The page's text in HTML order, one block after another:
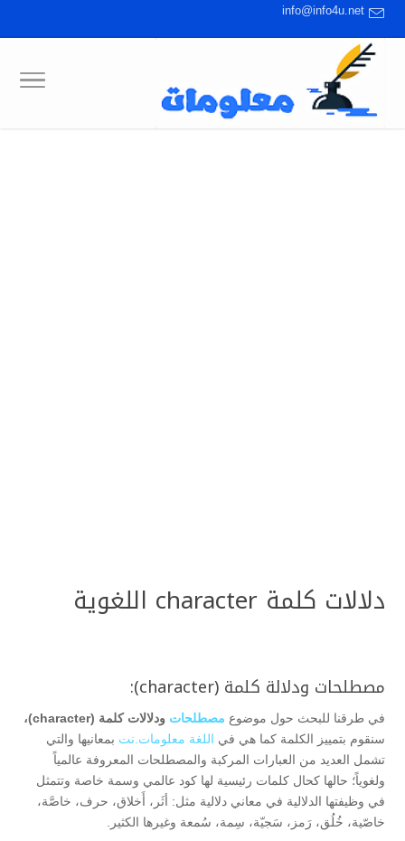
info@info4u.net
دلالات كلمة character اللغوية
مصطلحات ودلالة كلمة (character):
في طرقنا للبحث حول موضوع مصطلحات ودلالات كلمة (character)،
سنقوم بتمييز الكلمة كما هي في اللغة معلومات.نت بمعانيها والتي
تشمل العديد من العبارات المركبة والمصطلحات المعروفة عالمياً
ولغوياً؛ حالها كحال كلمات رئيسية لها كود عالمي وسمة خاصة وتتمثل
في وظيفتها الدلالية في معاني دلالية مثل: أثَر، أَخلاق، حرف، خاصَّة،
خاصّية، خُلُق، رَمز، سَجيّة، سِمة، سُمعة وغيرها الكثير.